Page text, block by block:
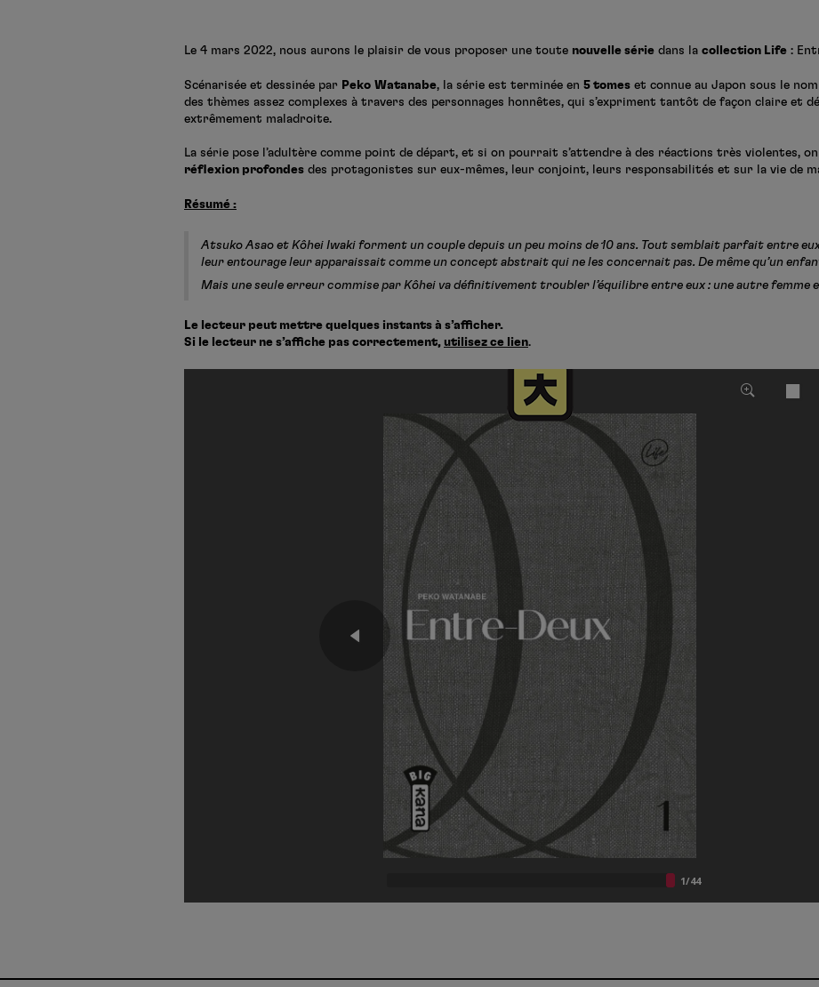
Le 4 mars 2022, nous aurons le plaisir de vous proposer une toute nouvelle série dans la collection Life :
Scénarisée et dessinée par Peko Watanabe, la série est terminée en 5 tomes et connue au Japon sous le
des thèmes assez complexes à travers des personnages honnêtes, qui s’expriment tantôt de façon claire et
extrêmement maladroite.
La série pose l’adultère comme point de départ, et si on pourrait s’attendre à des réactions très violentes,
réflexion profondes des protagonistes sur eux-mêmes, leur conjoint, leurs responsabilités et sur la vie de
Résumé :
Atsuko Asao et Kôhei Iwaki forment un couple depuis un peu moins de 10 ans. Tout semblait parfait entre
leur entourage leur apparaissait comme un concept abstrait qui ne les concernait pas. De même qu’un
Mais une seule erreur commise par Kôhei va définitivement troubler l’équilibre entre eux : une autre femme
Le lecteur peut mettre quelques instants à s’afficher.
Si le lecteur ne s’affiche pas correctement, utilisez ce lien.